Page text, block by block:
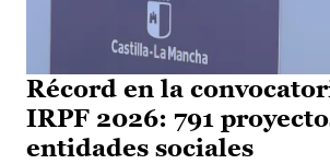
Récord en la
IRPF 2026: 791
entidades sociales